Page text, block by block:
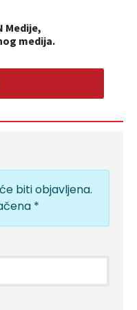
Medije,
medija.
biti objavljena.
*